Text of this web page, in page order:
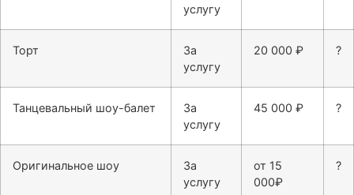
услугу
Торт
За
услугу
20 000 ₽ ?
Танцевальный шоу-балет
За
услугу
45 000 ₽ ?
Оригинальное шоу
За
услугу
от 15
000₽
?